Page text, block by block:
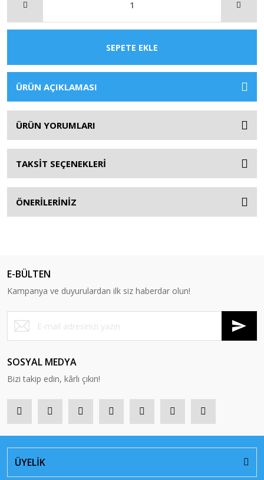
SEPETE EKLE
ÜRÜN AÇIKLAMASI
ÜRÜN YORUMLARI
TAKSİT SEÇENEKLERİ
ÖNERİLERİNİZ
E-BÜLTEN
Kampanya ve duyurulardan ilk siz haberdar olun!
SOSYAL MEDYA
Bizi takip edin, kârlı çıkın!
ÜYELİK